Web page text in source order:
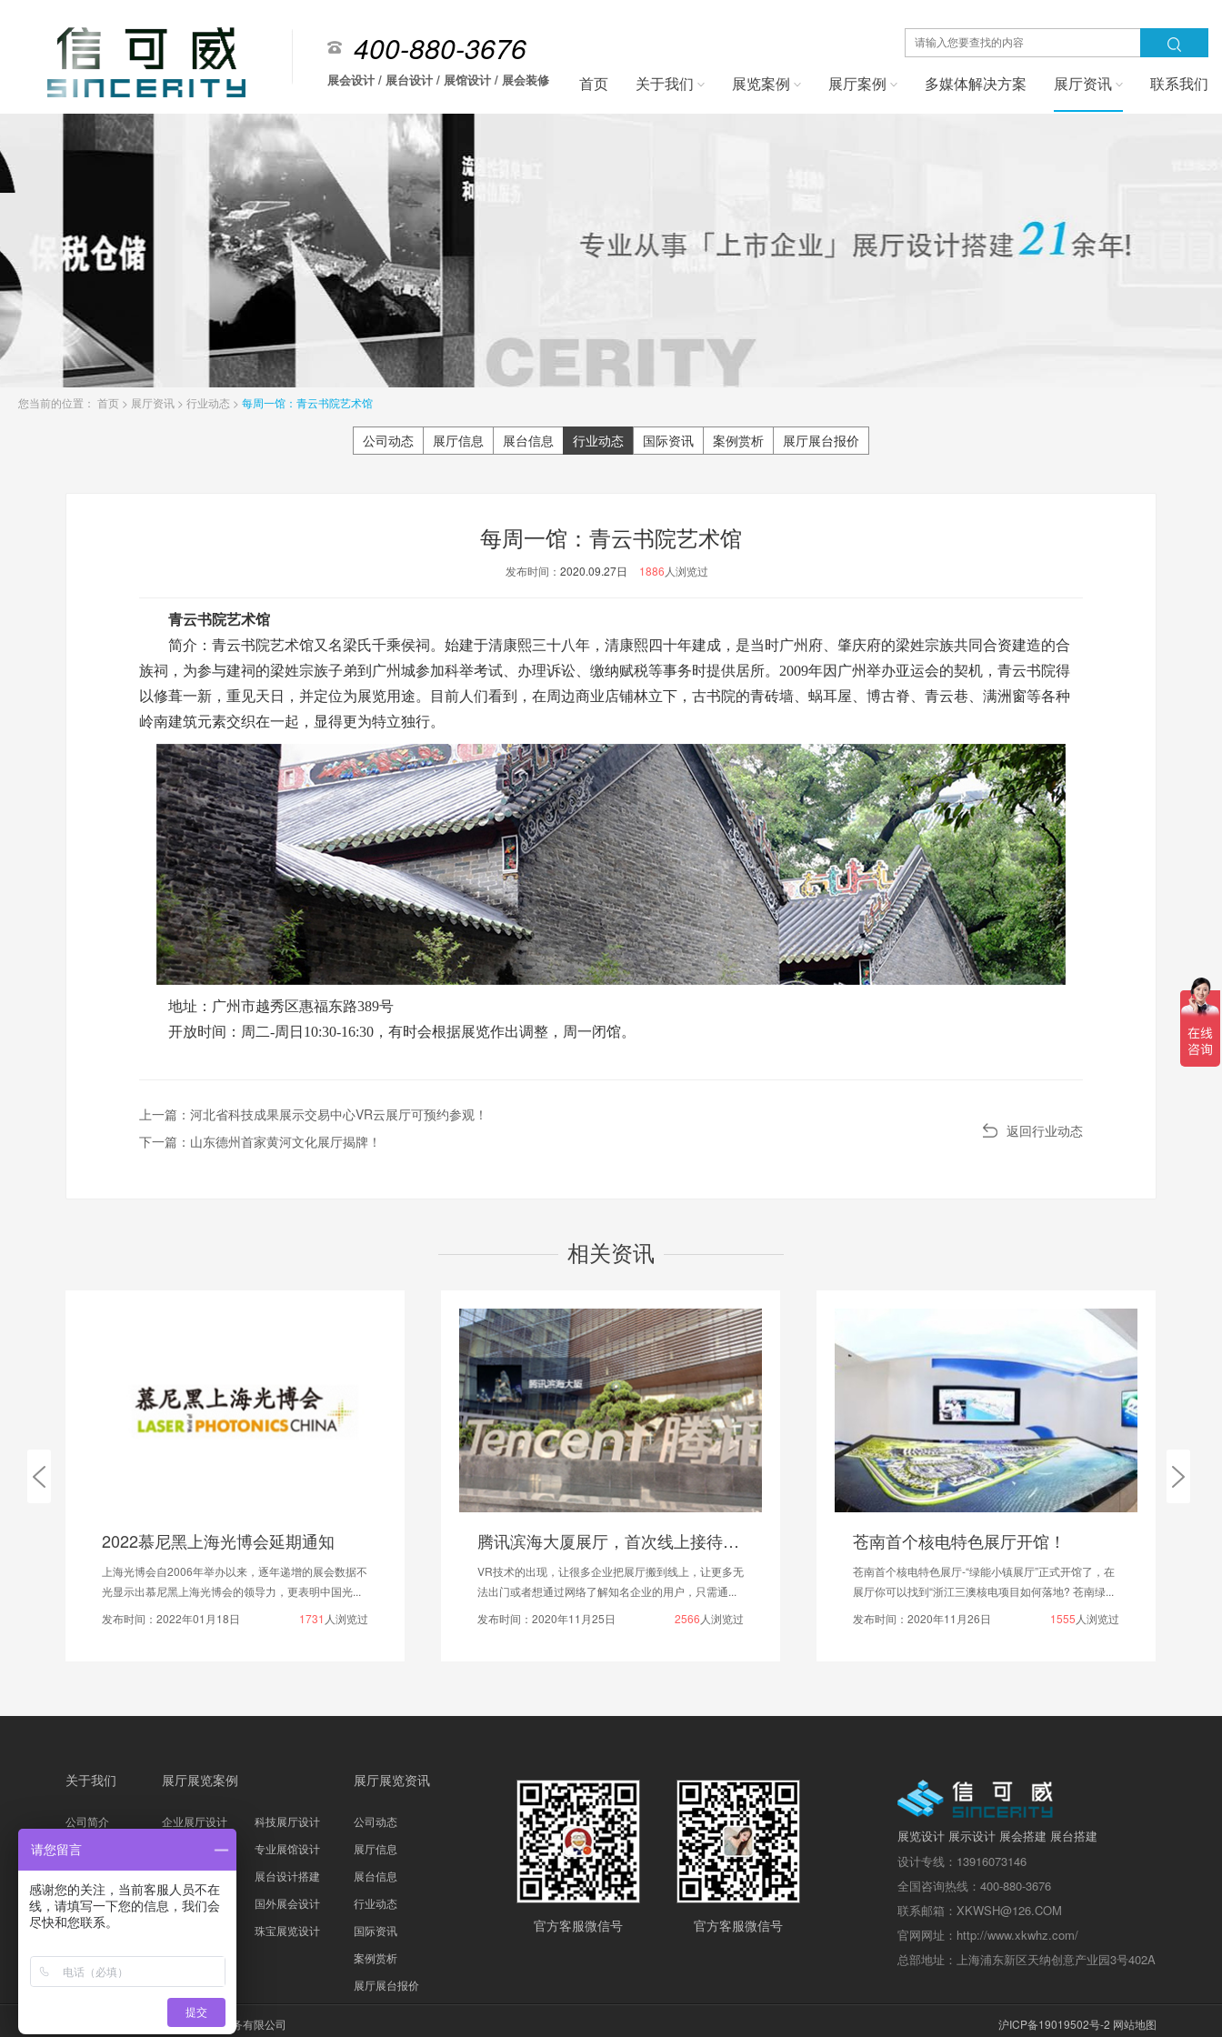
400-880-3676
展会设计 / 展台设计 / 展馆设计 / 展会装修 首页 关于我们 展览案例 展厅案例 多媒体解决方案 展厅资讯 联系我们
您当前的位置： 首页 > 展厅资讯 > 行业动态 > 每周一馆：青云书院艺术馆
公司动态 展厅信息 展台信息 行业动态 国际资讯 案例赏析 展厅展台报价
每周一馆：青云书院艺术馆
发布时间： 2020.09.27日 1886 人浏览过
青云书院艺术馆
简介： 青云书院艺术馆又名梁氏千乘侯祠。始建于清康熙三十八年，清康熙四十年建成，是当时广州府、肇庆府的梁姓宗族共同合资建造的合
族祠，为参与建祠的梁姓宗族子弟到广州城参加科举考试、办理诉讼、缴纳赋税等事务时提供居所。2009年因广州举办亚运会的契机，青云书院得
以修葺一新，重见天日，并定位为展览用途。目前人们看到，在周边商业店铺林立下，古书院的青砖墙、蜗耳屋、博古脊、青云巷、满洲窗等各种
岭南建筑元素交织在一起，显得更为特立独行。
地址：广州市越秀区惠福东路389号
开放时间：周二-周日10:30-16:30，有时会根据展览作出调整，周一闭馆。
上一篇： 河北省科技成果展示交易中心VR云展厅可预约参观！
下一篇： 山东德州首家黄河文化展厅揭牌！
返回行业动态
相关资讯
2022慕尼黑上海光博会延期通知
上海光博会自2006年举办以来，逐年递增的展会数据不
光显示出慕尼黑上海光博会的领导力，更表明中国光...
发布时间：2022年01月18日
1731 人浏览过
腾讯滨海大厦展厅，首次线上接待访客!
VR技术的出现，让很多企业把展厅搬到线上，让更多无
法出门或者想通过网络了解知名企业的用户，只需通...
发布时间：2020年11月25日
2566 人浏览过
苍南首个核电特色展厅开馆！
苍南首个核电特色展厅-“绿能小镇展厅”正式开馆了，在
展厅你可以找到“浙江三澳核电项目如何落地? 苍南绿...
发布时间：2020年11月26日
1555 人浏览过
关于我们
公司简介
企业文化
公司资质
服务流程
设计团队
展厅展览案例
企业展厅设计
科技展厅设计
主题展馆设计
专业展馆设计
科技展台设计
展台设计搭建
家具服装展会
国外展会设计
珠宝展览设计
展厅展览资讯
公司动态
展厅信息
展台信息
行业动态
国际资讯
案例赏析
展厅展台报价
官方客服微信号 官方客服微信号
展览设计 展示设计 展会搭建 展台搭建
设计专线：13916073146
全国咨询热线：400-880-3676
联系邮箱：XKWSH@126.COM
官网网址：http://www.xkwhz.com/
总部地址：上海浦东新区天纳创意产业园3号402A
版权所有 © 上海信可威展览展示服务有限公司 沪ICP备19019502号-2 网站地图
请您留言
感谢您的关注，当前客服人员不在
线，请填写一下您的信息，我们会
尽快和您联系。
提交